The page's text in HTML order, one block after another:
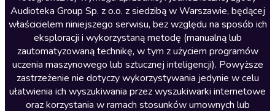
Nauka języków
Nauki humanistyczne
Podcasty i audycje
Polityka
Prasa
Audioteka Group Sp. z o.o. z siedzibą w Warszawie, będącej
właścicielem niniejszego serwisu, bez względu na sposób ich
eksploracji i wykorzystaną metodę (manualną lub
zautomatyzowaną technikę, w tym z użyciem programów
uczenia maszynowego lub sztucznej inteligencji). Powyższe
zastrzeżenie nie dotyczy wykorzystywania jedynie w celu
ułatwienia ich wyszukiwania przez wyszukiwarki internetowe
oraz korzystania w ramach stosunków umownych lub